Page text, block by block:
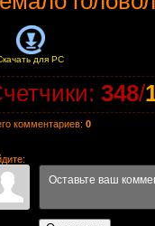
для PC
: 348/
комментариев: 0